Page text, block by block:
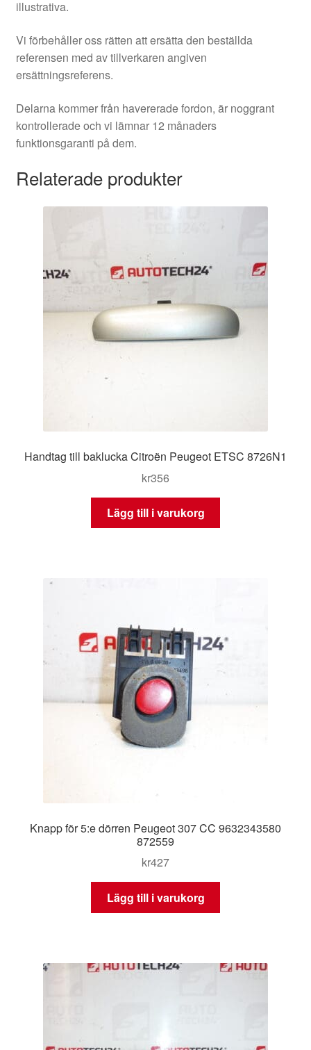
illustrativa.
Vi förbehåller oss rätten att ersätta den beställda
referensen med av tillverkaren angiven
ersättningsreferens.
Delarna kommer från havererade fordon, är noggrant
kontrollerade och vi lämnar 12 månaders
funktionsgaranti på dem.
Relaterade produkter
Handtag till baklucka Citroën Peugeot ETSC 8726N1
kr356
Lägg till i varukorg
Knapp för 5:e dörren Peugeot 307 CC 9632343580
872559
kr427
Lägg till i varukorg